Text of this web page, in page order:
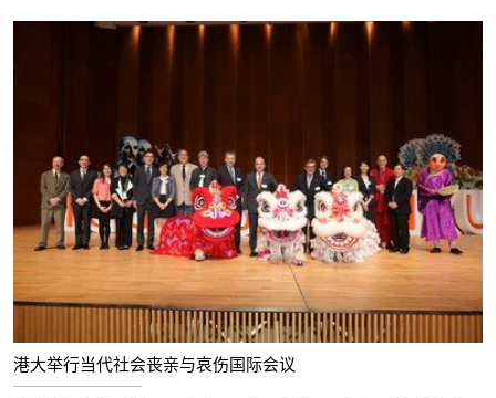
港大举行当代社会丧亲与哀伤国际会议